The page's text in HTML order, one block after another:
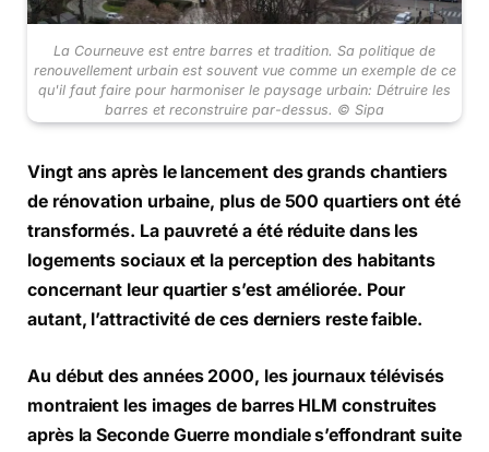
La Courneuve est entre barres et tradition. Sa politique de
renouvellement urbain est souvent vue comme un exemple de ce
qu'il faut faire pour harmoniser le paysage urbain: Détruire les
barres et reconstruire par-dessus. © Sipa
Vingt ans après le lancement des grands chantiers
de rénovation urbaine, plus de 500 quartiers ont été
transformés. La pauvreté a été réduite dans les
logements sociaux et la perception des habitants
concernant leur quartier s’est améliorée. Pour
autant, l’attractivité de ces derniers reste faible.
Au début des années 2000, les journaux télévisés
montraient les images de barres HLM construites
après la Seconde Guerre mondiale s’effondrant suite